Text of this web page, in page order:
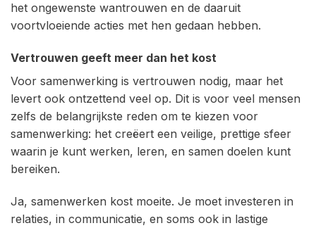
het ongewenste wantrouwen en de daaruit
voortvloeiende acties met hen gedaan hebben.
Vertrouwen geeft meer dan het kost
Voor samenwerking is vertrouwen nodig, maar het
levert ook ontzettend veel op. Dit is voor veel mensen
zelfs de belangrijkste reden om te kiezen voor
samenwerking: het creëert een veilige, prettige sfeer
waarin je kunt werken, leren, en samen doelen kunt
bereiken.
Ja, samenwerken kost moeite. Je moet investeren in
relaties, in communicatie, en soms ook in lastige